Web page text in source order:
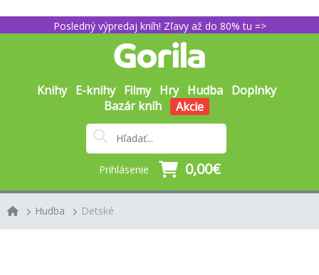
Posledný výpredaj kníh! Zľavy až do 80% tu =>
Knihy E-knihy Filmy Hry Hudba Doplnky
Bazár kníh
Akcie
Prihlásenie 0,00€
Hudba Detské